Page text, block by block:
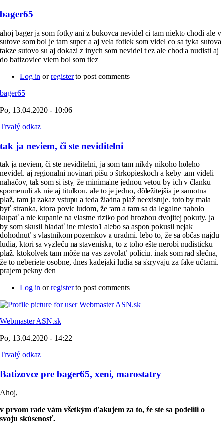
bager65
ahoj bager ja som fotky ani z bukovca nevidel ci tam niekto chodi ale v
sutove som bol je tam super a aj vela fotiek som videl co sa tyka sutova
takze sutovo su aj dokazi z inych som nevidel tiez ale chodia nudisti aj
do batizoviec viem bol som tiez
Log in orregisterto post comments
bager65
Po, 13.04.2020 - 10:06
Trvalý odkaz
tak ja neviem, či ste neviditelni
tak ja neviem, či ste neviditelni, ja som tam nikdy nikoho holeho
nevidel. aj regionalni novinari pišu o štrkopieskoch a keby tam videli
nahačov, tak som si isty, že minimalne jednou vetou by ich v članku
spomenuli ak nie aj titulkou. ale to je jedno, dôležitejšia je samotna
plaž, tam ja zakaz vstupu a teda žiadna plaž neexistuje. toto by mala
byť stranka, ktora povie ludom, že tam a tam sa da legalne naholo
kupať a nie kupanie na vlastne riziko pod hrozbou dvojitej pokuty. ja
by som skusil hladať ine miesto1 alebo sa aspon pokusil nejak
dohodnuť s vlastnikom pozemkov a uradmi. lebo to, že sa občas najdu
ludia, ktori sa vyzleču na stavenisku, to z toho ešte nerobi nudisticku
plaž. ktokolvek tam môže na vas zavolať policiu. inak som rad slečna,
že to neberiete osobne, dnes kadejaki ludia sa skryvaju za fake učtami.
prajem pekny den
Log in orregisterto post comments
Webmaster ASN.sk
Po, 13.04.2020 - 14:22
Trvalý odkaz
Batizovce pre bager65, xeni, marostatry
Ahoj,
v prvom rade vám všetkým ďakujem za to, že ste sa podelili o
svoju skúsenosť.